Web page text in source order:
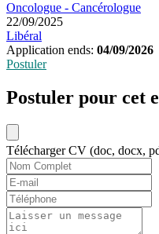
Oncologue - Cancérologue
22/09/2025
Libéral
Application ends: 04/09/2026
Postuler
Postuler pour cet
Télécharger CV (doc, docx,